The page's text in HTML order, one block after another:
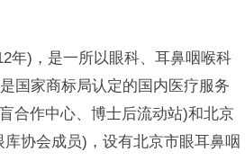
)，是一所以眼科、耳鼻咽喉科
国家商标局认定的国内医疗服务
合作中心、博士后流动站)和北京
协会成员)，设有北京市眼耳鼻咽